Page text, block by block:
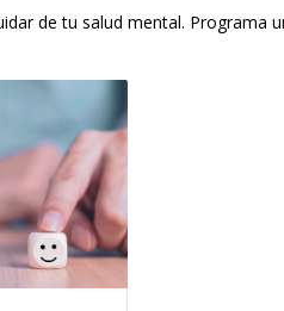
de tu salud mental. Programa